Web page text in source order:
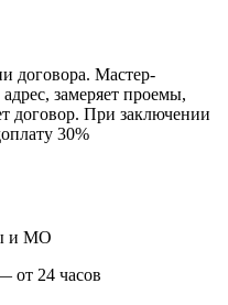
договора. Мастер-
замеряет проемы,
договор. При заключении
30%
и МО
— от 24 часов